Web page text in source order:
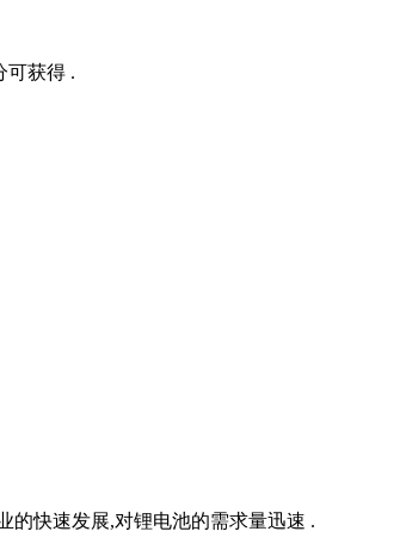
可获得 .
的快速发展,对锂电池的需求量迅速 .